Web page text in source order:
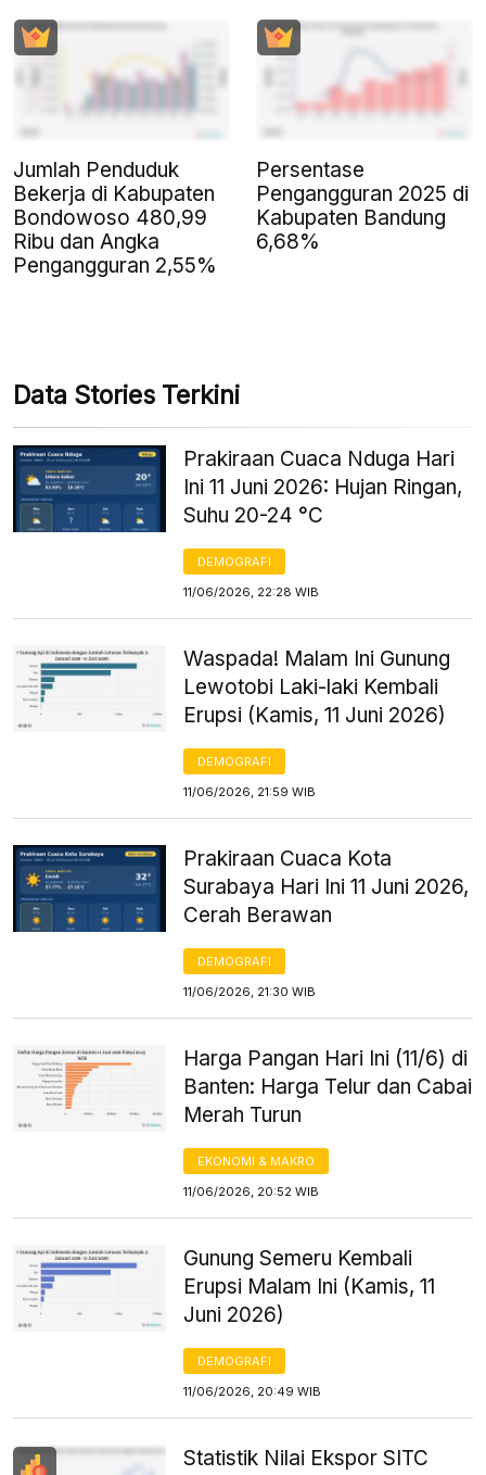
Jumlah Penduduk
Bekerja di Kabupaten
Bondowoso 480,99
Ribu dan Angka
Pengangguran 2,55%
Persentase
Pengangguran 2025 di
Kabupaten Bandung
6,68%
Data Stories Terkini
Prakiraan Cuaca Nduga Hari
Ini 11 Juni 2026: Hujan Ringan,
Suhu 20-24 °C
DEMOGRAFI
11/06/2026, 22:28 WIB
Waspada! Malam Ini Gunung
Lewotobi Laki-laki Kembali
Erupsi (Kamis, 11 Juni 2026)
DEMOGRAFI
11/06/2026, 21:59 WIB
Prakiraan Cuaca Kota
Surabaya Hari Ini 11 Juni 2026,
Cerah Berawan
DEMOGRAFI
11/06/2026, 21:30 WIB
Harga Pangan Hari Ini (11/6) di
Banten: Harga Telur dan Cabai
Merah Turun
EKONOMI & MAKRO
11/06/2026, 20:52 WIB
Gunung Semeru Kembali
Erupsi Malam Ini (Kamis, 11
Juni 2026)
DEMOGRAFI
11/06/2026, 20:49 WIB
Statistik Nilai Ekspor SITC